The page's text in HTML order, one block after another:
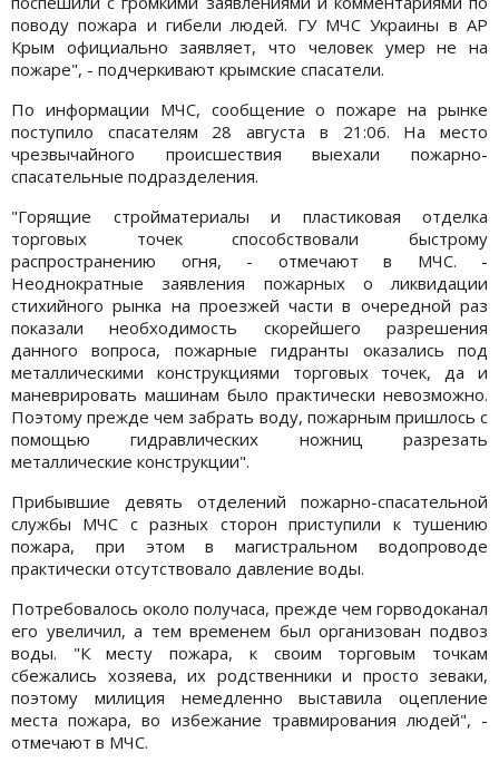
поводу пожара и гибели людей. ГУ МЧС Украины в АР
Крым официально заявляет, что человек умер не на
пожаре", - подчеркивают крымские спасатели.
По информации МЧС, сообщение о пожаре на рынке
поступило спасателям 28 августа в 21:06. На место
чрезвычайного происшествия выехали пожарно-
спасательные подразделения.
"Горящие стройматериалы и пластиковая отделка
торговых точек способствовали быстрому
распространению огня, - отмечают в МЧС. -
Неоднократные заявления пожарных о ликвидации
стихийного рынка на проезжей части в очередной раз
показали необходимость скорейшего разрешения
данного вопроса, пожарные гидранты оказались под
металлическими конструкциями торговых точек, да и
маневрировать машинам было практически невозможно.
Поэтому прежде чем забрать воду, пожарным пришлось с
помощью гидравлических ножниц разрезать
металлические конструкции".
Прибывшие девять отделений пожарно-спасательной
службы МЧС с разных сторон приступили к тушению
пожара, при этом в магистральном водопроводе
практически отсутствовало давление воды.
Потребовалось около получаса, прежде чем горводоканал
его увеличил, а тем временем был организован подвоз
воды. "К месту пожара, к своим торговым точкам
сбежались хозяева, их родственники и просто зеваки,
поэтому милиция немедленно выставила оцепление
места пожара, во избежание травмирования людей", -
отмечают в МЧС.